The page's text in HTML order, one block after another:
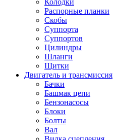
Колодки
Распорные планки
Скобы
Суппорта
Суппортов
Цилиндры
Шланги
Щитки
Двигатель и трансмиссия
Бачки
Башмак цепи
Бензонасосы
Блоки
Болты
Вал